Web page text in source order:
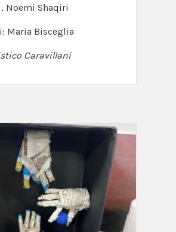
Noemi Shaqiri
Maria Bisceglia
Caravillani